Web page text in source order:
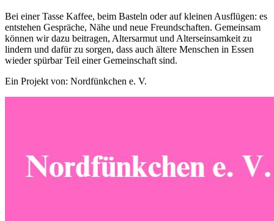
Bei einer Tasse Kaffee, beim Basteln oder auf kleinen Ausflügen: es
entstehen Gespräche, Nähe und neue Freundschaften. Gemeinsam
können wir dazu beitragen, Altersarmut und Alterseinsamkeit zu
lindern und dafür zu sorgen, dass auch ältere Menschen in Essen
wieder spürbar Teil einer Gemeinschaft sind.
Ein Projekt von: Nordfünkchen e. V.